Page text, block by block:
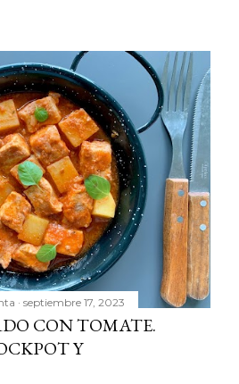
septiembre 17, 2023
CON TOMATE.
Y